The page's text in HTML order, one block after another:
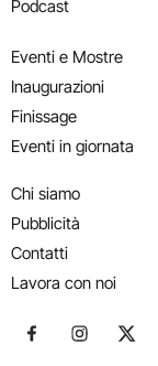
Podcast
Eventi e Mostre
Inaugurazioni
Finissage
Eventi in giornata
Chi siamo
Pubblicità
Contatti
Lavora con noi
Seguici su
Seguici